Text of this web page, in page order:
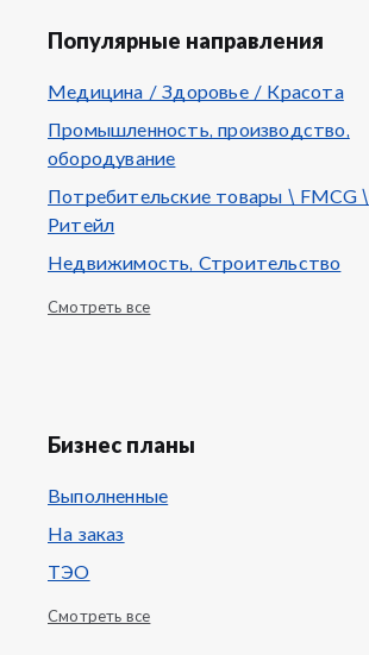
Популярные направления
Медицина / Здоровье / Красота
Промышленность, производство,
обородувание
Потребительские товары \ FMCG \
Ритейл
Недвижимость, Строительство
Смотреть все
Бизнес планы
Выполненные
На заказ
ТЭО
Смотреть все